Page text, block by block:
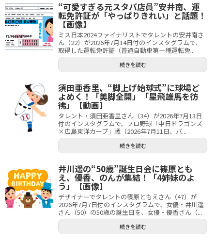
“可愛すぎる元スタバ店員”安井南、運
転免許証が「やっぱりきれい」と話題！
【画像】
ミス日本2024ファイナリストでタレントの安井南さ
ん（22）が2026年7月14日付のインスタグラムで、
取得した運転免許証（普通自動車第一種運転免...
続きを読む
須田亜香里、“脚上げ始球式”に球場ど
よめく！「美脚全開」「星飛雄馬を彷
彿」【動画】
タレント・須田亜香里さん（34）が2026年7月13日
付のインスタグラムで、プロ野球「中日ドラゴンズ
×広島東洋カープ」戦（2026年7月11日、バ...
続きを読む
井川遥の“50歳”誕生日会に篠原とも
え、優香、のんが集結！「4姉妹のよ
う」【画像】
デザイナーでタレントの篠原ともえさん（47）が
2026年7月7日付のインスタグラムで、女優・井川遥
さん（50）の50歳の誕生日を、女優・優香さん（...
続きを読む